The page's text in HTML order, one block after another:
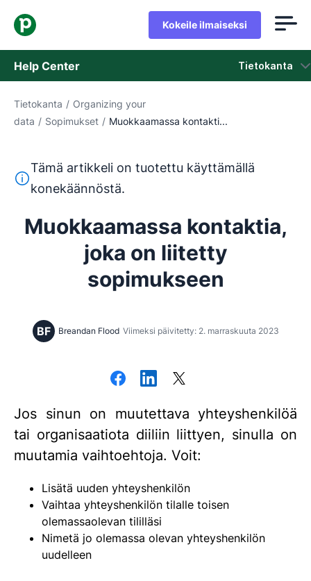
Kokeile ilmaiseksi
Help Center Tietokanta
Tietokanta
Ota yhteyttä tukeen
Tietokanta / Organizing your
data / Sopimukset / Muokkaamassa kontakti...
Tämä teksti on käännetty englannista
Tämä artikkeli on tuotettu käyttämällä
konekäännöstä.
Muokkaamassa kontaktia,
joka on liitetty
sopimukseen
BF Breandan Flood Viimeksi päivitetty: 2. marraskuuta 2023
Jos sinun on muutettava yhteyshenkilöä
tai organisaatiota diiliin liittyen, sinulla on
muutamia vaihtoehtoja. Voit:
Lisätä uuden yhteyshenkilön
Vaihtaa yhteyshenkilön tilalle toisen
olemassaolevan tililläsi
Nimetä jo olemassa olevan yhteyshenkilön
uudelleen